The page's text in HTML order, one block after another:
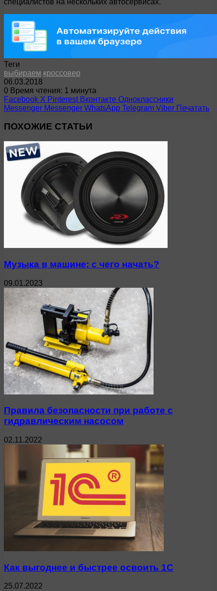
Теги
выбираем кроссовер
06.03.2018
0 Время чтения: 1 минута
Facebook X Pinterest Вконтакте Одноклассники
Messenger Messenger WhatsApp Telegram Viber Печатать
ПОХОЖИЕ СТАТЬИ
Музыка в машине: с чего начать?
09.01.2023
Правила безопасности при работе с
гидравлическим насосом
02.11.2022
Как выгоднее и быстрее освоить 1С
25.07.2022